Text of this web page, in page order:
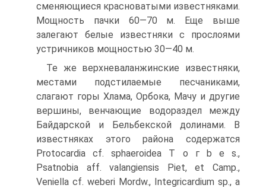
сменяющиеся красноватыми известняками.
Мощность пачки 60—70 м. Еще выше
залегают белые известняки с прослоями
устричников мощностью 30—40 м.
Те же верхневаланжинские известняки,
местами подстилаемые песчаниками,
слагают горы Хлама, Орбока, Мачу и другие
вершины, венчающие водораздел между
Байдарской и Бельбекской долинами. В
известняках этого района содержатся
Protocardia cf. sphaeroidea Т о г b е s.,
Psatnobia aff. valangiensis Piet, et Camp.,
Veniella cf. weberi Mordw., Integricardium sp., а